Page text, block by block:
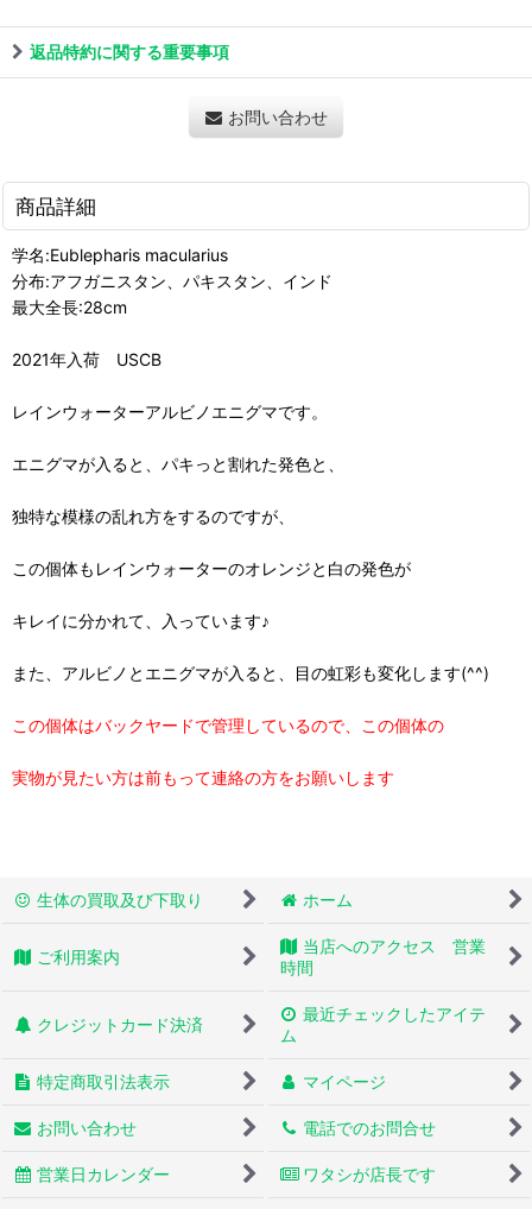
返品特約に関する重要事項
お問い合わせ
商品詳細
学名:Eublepharis macularius
分布:アフガニスタン、パキスタン、インド
最大全長:28cm
2021年入荷 USCB
レインウォーターアルビノエニグマです。
エニグマが入ると、パキっと割れた発色と、
独特な模様の乱れ方をするのですが、
この個体もレインウォーターのオレンジと白の発色が
キレイに分かれて、入っています♪
また、アルビノとエニグマが入ると、目の虹彩も変化します(^^)
この個体はバックヤードで管理しているので、この個体の
実物が見たい方は前もって連絡の方をお願いします
生体の買取及び下取り ホーム
ご利用案内
当店へのアクセス 営業
時間
クレジットカード決済
最近チェックしたアイテ
ム
特定商取引法表示 マイページ
お問い合わせ 電話でのお問合せ
営業日カレンダー ワタシが店長です